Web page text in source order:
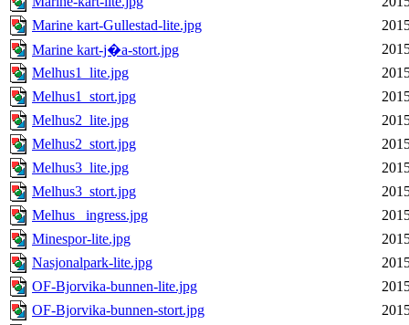
Marine kart-Gullestad-lite.jpg
Marine kart-j�a-stort.jpg
Melhus1_lite.jpg
Melhus1_stort.jpg
Melhus2_lite.jpg
Melhus2_stort.jpg
Melhus3_lite.jpg
Melhus3_stort.jpg
Melhus_ ingress.jpg
Minespor-lite.jpg
Nasjonalpark-lite.jpg
OF-Bjorvika-bunnen-lite.jpg
OF-Bjorvika-bunnen-stort.jpg